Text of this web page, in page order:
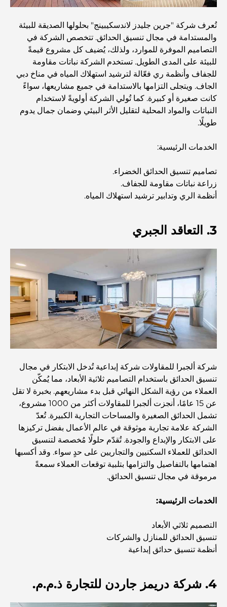
أفضل المناطق للسكن في دبي مع العائلة: اكتشف أفضل
الخيارات
فنادق الخمس نجوم في دبي: فخامة لا مثيل لها لكل مسافر
المقاهي في منطقة الخليج التجاري: مزيج مثالي من القهوة
والمجتمع
مطاعم دبي الحائزة على نجمة ميشلان: جولة مغامرة لعشاق
الطعام
استكشاف مطاعم جميرا جولف إستيتس: دليل الطهي
Dubai Horse Racing: Where Tradition Meets
Global Competition
المقاهي في نخلة جميرا: دليل لأفضل أماكن القهوة وأسلوب
الحياة في الجزيرة
أفضل وجبات الإفطار في دبي: اختياراتي المفضلة لعام 2026
كيفية الحصول على قرض عقاري في دبي: الدليل الشامل
مخطط تلال الغاف الرئيسي: معيار جديد للحياة المتكاملة في
دبي
منازل متوافقة مع مبادئ فاستو: دليل عملي لتحقيق التوازن
أفضل شركات تنسيق الحدائق في دبي: تحويل المساحات
الخارجية
نخلة جبل علي مقابل نخلة جميرا: مقارنة واضحة لمشتري
العقارات الأذكياء
تُعرف شركة "جرين جليدز لاندسكيبينج" بحلولها الصديقة للبيئة
والمستدامة في مجال تنسيق الحدائق. تتخصص الشركة في
التصاميم الموفرة للموارد، ولذلك، يُضيف كل مشروع قيمةً
للبيئة على المدى الطويل. تستخدم الشركة نباتات مقاومة
للجفاف وأنظمة ري فعّالة لترشيد استهلاك المياه في مناخ دبي
الجاف. ويتجلى التزامها بالاستدامة في جميع مشاريعها، سواءً
كانت صغيرة أو كبيرة. كما تُولي الشركة أولويةً لاستخدام
النباتات والمواد المحلية لتقليل الأثر البيئي وضمان جمال يدوم
طويلًا.
الخدمات الرئيسية:
تصاميم تنسيق الحدائق الخضراء.
زراعة نباتات مقاومة للجفاف.
أنظمة الري وتدابير ترشيد استهلاك المياه.
3. التعاقد الجبري
شركة ألجبرا للمقاولات شركة إبداعية تُدخل الابتكار في مجال
تنسيق الحدائق باستخدام التصاميم ثلاثية الأبعاد، مما يُمكّن
العملاء من رؤية الشكل النهائي قبل بدء مشاريعهم. بخبرة لا تقل
عن 15 عامًا، أنجزت ألجبرا للمقاولات أكثر من 1000 مشروع،
تشمل الحدائق الصغيرة والمساحات التجارية الكبيرة. تُعدّ
الشركة علامة تجارية موثوقة في عالم الأعمال بفضل تركيزها
على الابتكار والإبداع والجودة. تُقدّم حلولًا مُخصصة لتنسيق
الحدائق للعملاء السكنيين والتجاريين على حدٍ سواء. وقد أكسبها
اهتمامها بالتفاصيل والتزامها بتلبية توقعات العملاء سمعةً
مرموقة في مجال تنسيق الحدائق.
الخدمات الرئيسية:
التصميم ثلاثي الأبعاد
تنسيق الحدائق للمنازل والشركات
أنظمة تنسيق حدائق إبداعية
4. شركة دريمز جاردن للتجارة ذ.م.م.